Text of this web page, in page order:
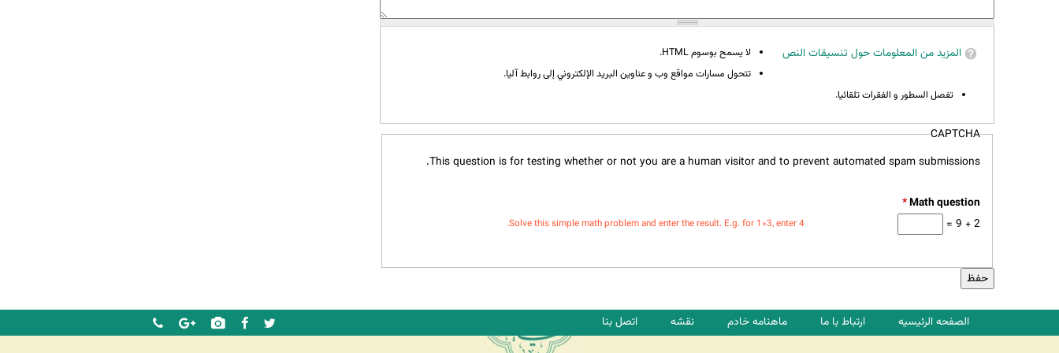
المزيد من المعلومات حول تنسيقات النص
لا يسمح بوسوم HTML.
تتحول مسارات مواقع وب و عناوين البريد الإلكتروني إلى روابط آليا.
تفصل السطور و الفقرات تلقائيا.
CAPTCHA
This question is for testing whether or not you are a human visitor and to prevent automated spam submissions.
*
2 + 9 =
Solve this simple math problem and enter the result. E.g. for 1+3, enter 4.
الصفحه الرئیسیه ارتباط با ما ماهنامه خادم نقشه اتصل بنا